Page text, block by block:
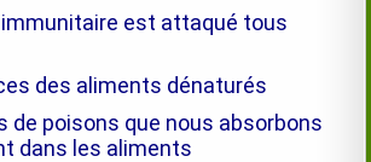
est attaqué tous
des aliments dénaturés
de poisons que nous absorbons
dans les aliments